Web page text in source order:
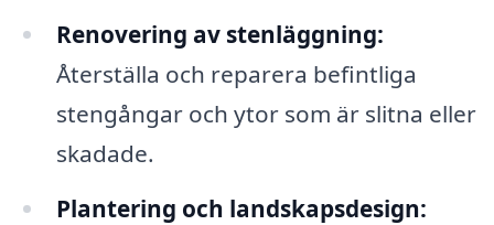
Renovering av stenläggning:
Återställa och reparera befintliga
stengångar och ytor som är slitna eller
skadade.
Plantering och landskapsdesign: